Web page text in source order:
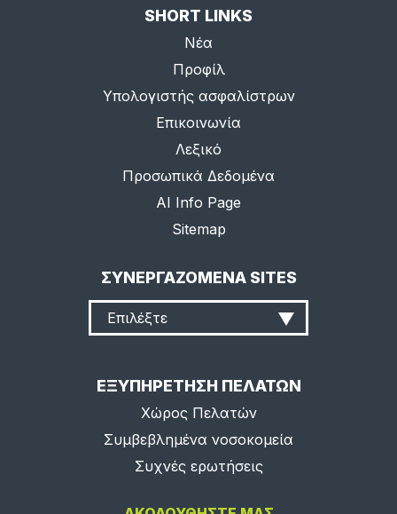
SHORT LINKS
Νέα
Προφίλ
Υπολογιστής ασφαλίστρων
Επικοινωνία
Λεξικό
Προσωπικά Δεδομένα
AI Info Page
Sitemap
ΣΥΝΕΡΓΑΖΟΜΕΝΑ SITES
Επιλέξτε
ΕΞΥΠΗΡΕΤΗΣΗ ΠΕΛΑΤΩΝ
Χώρος Πελατών
Συμβεβλημένα νοσοκομεία
Συχνές ερωτήσεις